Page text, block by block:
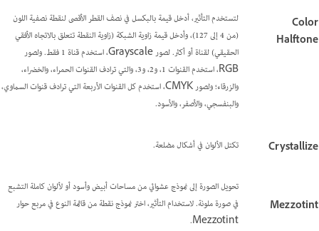
Color
Halftone
لتستخدم التأثير، أدخل قيمة بالبكسل في نصف القطر الأقصى لنقطة نصفية اللون
(من 4 إلى 127)، وأدخل قيمة زاوية الشبكة (زاوية النقطة تتعلق بالاتجاه الأفقي
الحقيقي) لقناة أو أكثر. لصور Grayscale، استخدم قناة 1 فقط. ولصور
RGB، استخدم القنوات 1، و2، و3، والتي ترادف القنوات الحمراء، والخضراء،
والزرقاء؛ ولصور CMYK، استخدم كل القنوات الأربعة التي ترادف قنوات السماوي،
والبنفسجي، والأصفر، والأسود.
Crystallize تكتل الألوان في أشكال مضلعة.
Mezzotint
تحويل الصورة إلى نموذج عشوائي من مساحات أبيض وأسود أو لألوان كاملة التشبع
في صورة ملونة. لاستخدام التأثير، اختر نموذج نقطة من قائمة النوع في مربع حوار
Mezzotint.